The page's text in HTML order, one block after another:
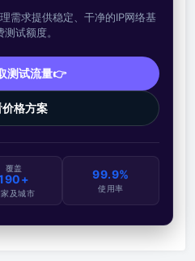
需求提供稳定、干净的IP网络基
试额度。
测试流量👉
价格方案
覆盖
及城市
99.9%
使用率